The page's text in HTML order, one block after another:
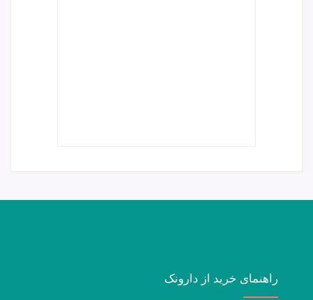
راهنمای خرید از دارونک